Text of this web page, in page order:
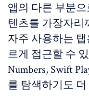
앱의 다른 부분
텐츠를 가장자리
자주 사용하는
르게 접근할 수 있
Numbers, Swift
를 탐색하기도